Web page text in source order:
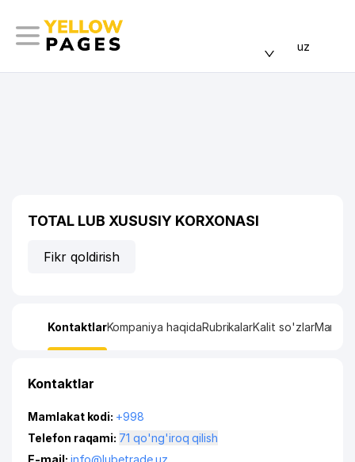
uz
TOTAL LUB XUSUSIY KORXONASI
Fikr qoldirish
KontaktlarKompaniya haqidaRubrikalarKalit so'zlarManzil
Kontaktlar
Mamlakat kodi: +998
Telefon raqami:
71 qo'ng'iroq qilish
E-mail: info@lubetrade.uz